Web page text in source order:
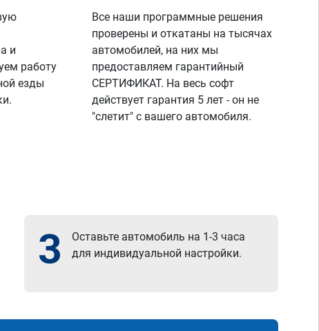
и
работу
езды
Все наши программные решения
проверены и откатаны на тысячах
автомобилей, на них мы
предоставляем гарантийный
СЕРТИФИКАТ. На весь софт
действует гарантия 5 лет - он не
"слетит" с вашего автомобиля.
3
Оставьте автомобиль на 1-3 часа
для индивидуальной настройки.